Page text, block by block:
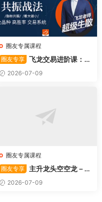
圈友专属课程
圈友专享 飞龙交易进阶课：共
振战法
2026-07-09
圈友专属课程
圈友专享
主升龙头空空龙－竞
价抢筹盘口的量化公式与十几
年的体系干货，全篇2026061
2026-07-09